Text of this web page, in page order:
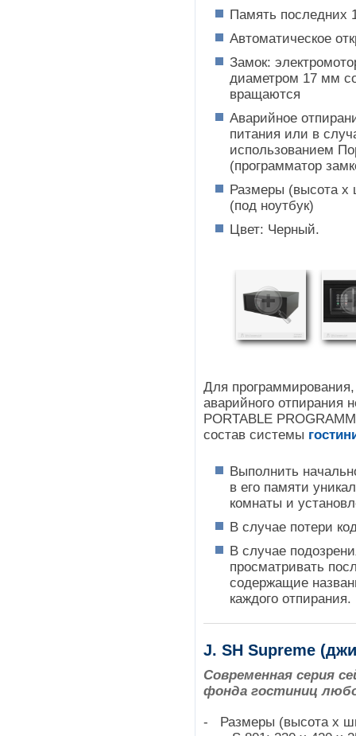
Память последних
Автоматическое
Замок:
диаметром 17 мм
вращаются
Аварийное
питания или в
использованием
(программатор
Размеры (высота х
(под ноутбук)
Цвет: Черный.
Для
аварийного отпирания
PORTABLE
состав системы
Выполнить
в его памяти
комнаты и
В случае потери
В случае
просматривать
содержащие
каждого отпирания.
J. SH Supreme
Современная серия
фонда гостиниц
- Размеры (высота х